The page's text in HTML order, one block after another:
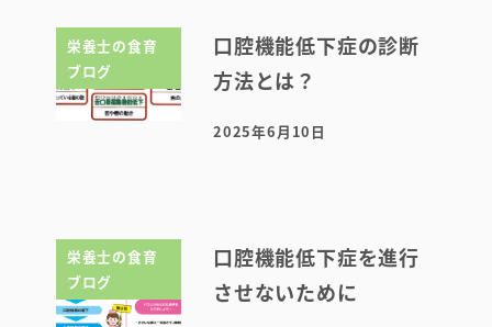
栄養士の食育
ブログ
口腔機能低下症の診断
方法とは？
投稿日
2025年6月10日
栄養士の食育
ブログ
口腔機能低下症を進行
させないために